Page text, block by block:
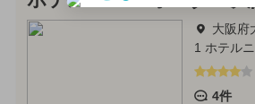
大阪府
1 ホテル
4件